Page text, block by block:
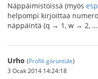
Näppäimistöissä (myös
helpompi kirjoittaa
näppäintä (q → 1, w → 2,
Urho (Profili görüntüle)
3 Ocak 2014 14:24:18